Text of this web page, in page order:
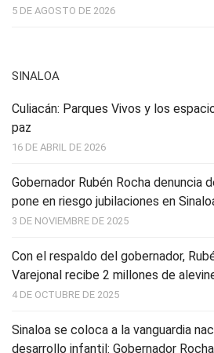
5 DE AGOSTO DE 2026
SINALOA
Culiacán: Parques Vivos y los
paz
16 DE ABRIL DE 2026
Gobernador Rubén Rocha denuncia
pone en riesgo jubilaciones en
3 DE NOVIEMBRE DE 2025
Con el respaldo del gobernador,
Varejonal recibe 2 millones de
4 DE OCTUBRE DE 2025
Sinaloa se coloca a la vanguardia
desarrollo infantil: Gobernador Rocha